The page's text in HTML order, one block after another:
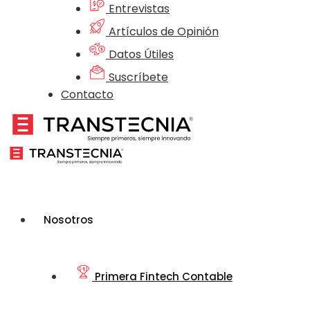
Entrevistas
Artículos de Opinión
Datos Útiles
Suscríbete
Contacto
Nosotros
Primera Fintech Contable